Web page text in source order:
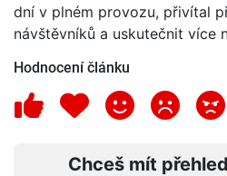
dní v plném provozu, přivítal
návštěvníků a uskutečnit více
Hodnocení článku
Chceš mít